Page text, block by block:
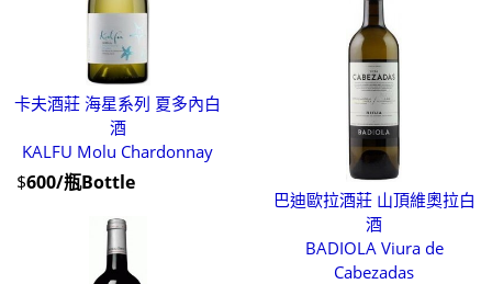
卡夫酒莊 海星系列 夏多內白
酒
KALFU Molu Chardonnay
$600/瓶Bottle
巴迪歐拉酒莊 山頂維奧拉白
酒
BADIOLA Viura de
Cabezadas